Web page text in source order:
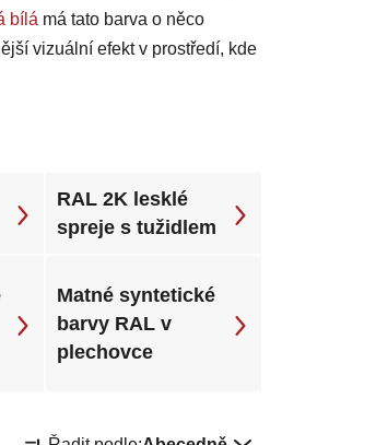
bílá má tato barva o něco
vizuální efekt v prostředí, kde
RAL 2K lesklé
spreje s tužidlem
Matné syntetické
barvy RAL v
plechovce